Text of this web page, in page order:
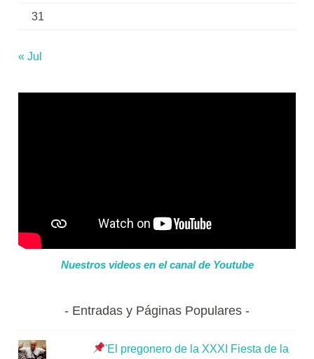
31
« Jul
Nuestros videos en el canal de Youtube
Entradas y Páginas Populares
'El pregonero de la XXXI Fiesta de la